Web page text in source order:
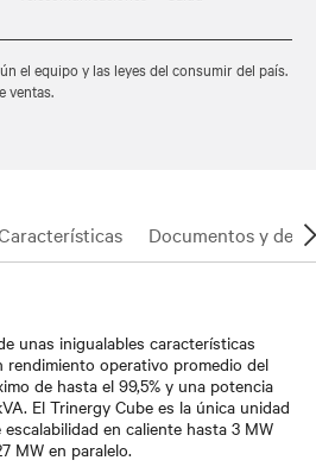
el equipo y las leyes del consumir del país.
ventas.
Documentos y
unas inigualables características
rendimiento operativo promedio del
de hasta el 99,5% y una potencia
El Trinergy Cube es la única unidad
en caliente hasta 3 MW
MW en paralelo.